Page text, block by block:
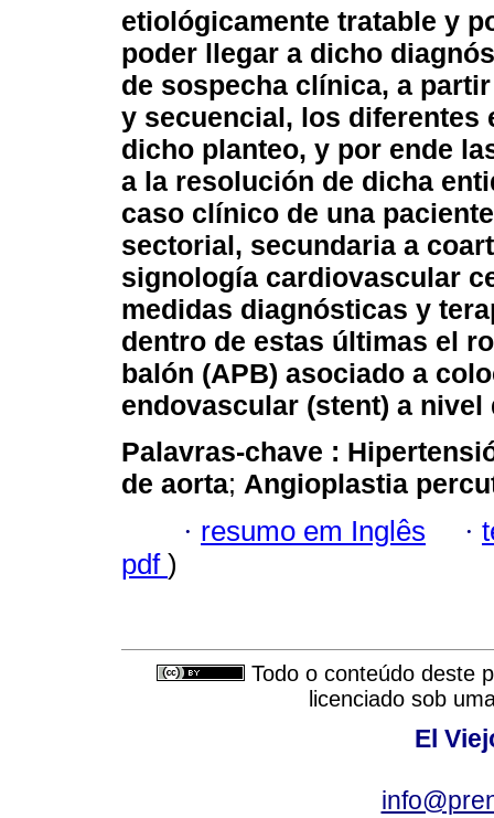
etiológicamente tratable y
poder llegar a dicho
de sospecha clínica, a
y secuencial, los diferentes
dicho planteo, y por ende
a la resolución de dicha
caso clínico de una
sectorial, secundaria a
signología cardiovascular
medidas diagnósticas y
dentro de estas últimas el
balón (APB) asociado a
endovascular (stent) a nivel
Palavras-chave :
de aorta; Angioplastia
· resumo em Inglês ·
pdf )
Todo o conteúdo deste
licenciado sob
El